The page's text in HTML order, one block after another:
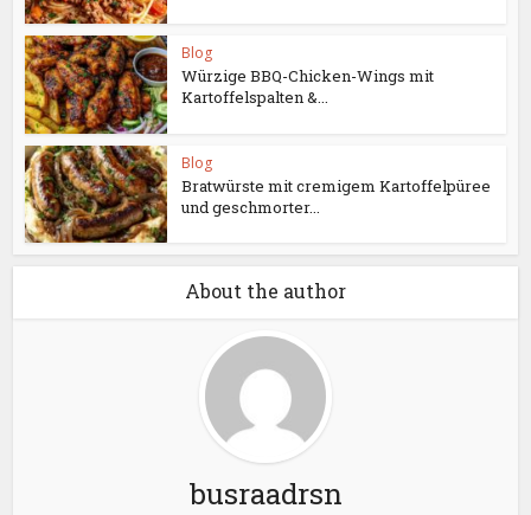
Blog
Würzige BBQ-Chicken-Wings mit
Kartoffelspalten &...
Blog
Bratwürste mit cremigem Kartoffelpüree
und geschmorter...
About the author
busraadrsn